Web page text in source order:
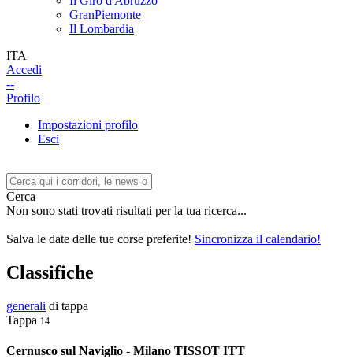
GranPiemonte
Il Lombardia
ITA
Accedi
--
Profilo
Impostazioni profilo
Esci
Cerca
Non sono stati trovati risultati per la tua ricerca...
Salva le date delle tue corse preferite! Sincronizza il calendario!
Classifiche
generali di tappa
Tappa 14
Cernusco sul Naviglio - Milano TISSOT ITT